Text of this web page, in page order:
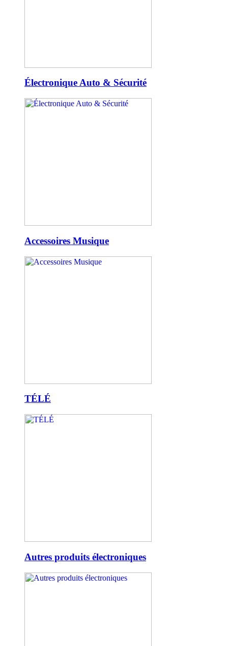
Électronique Auto & Sécurité
Accessoires Musique
TÉLÉ
Autres produits électroniques